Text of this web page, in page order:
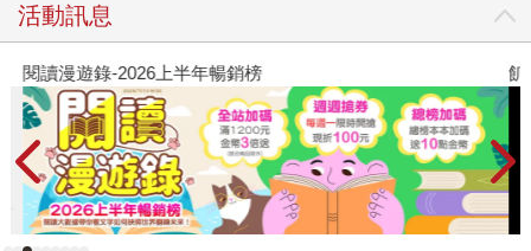
活動訊息
閱讀漫遊錄-2026上半年暢銷榜 飢